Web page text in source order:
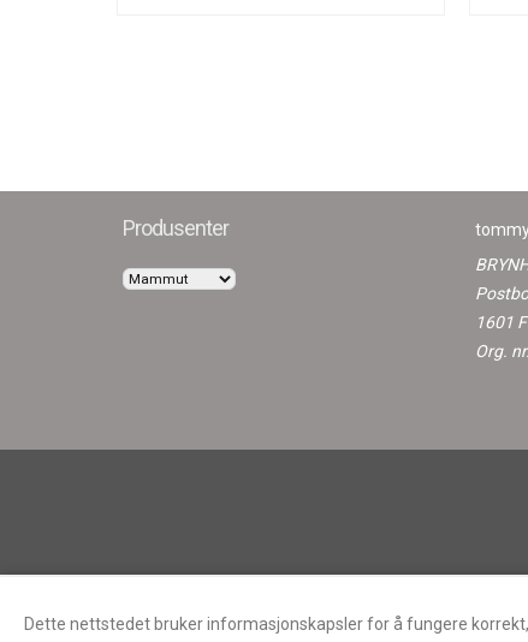
Dette nettstedet bruker informasjonskapsler for å fungere
Produsenter
1601
Org.